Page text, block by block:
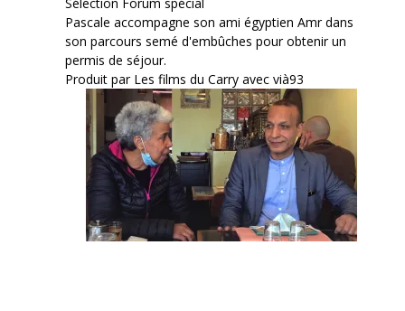
Pascale accompagne son ami égyptien Amr dans
son parcours semé d'embûches pour obtenir un
permis de séjour.
Produit par Les films du Carry avec vià93